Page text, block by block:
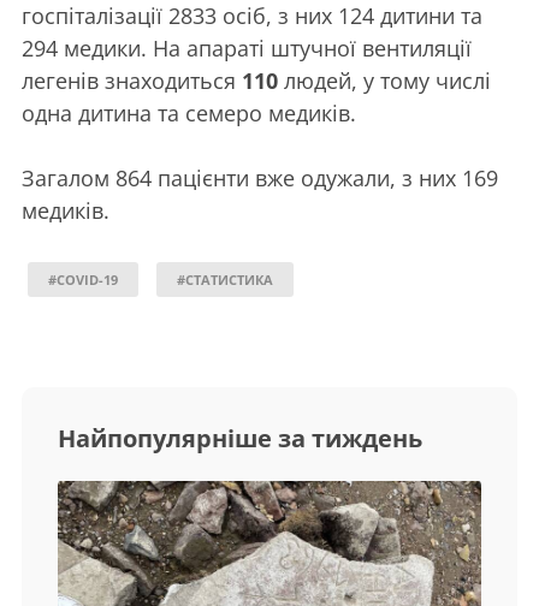
госпіталізації 2833 осіб, з них 124 дитини та
294 медики. На апараті штучної вентиляції
легенів знаходиться 110 людей, у тому числі
одна дитина та семеро медиків.
Загалом 864 пацієнти вже одужали, з них 169
медиків.
#COVID-19 #СТАТИСТИКА
Найпопулярніше за тиждень